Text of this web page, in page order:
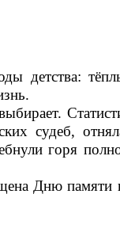
детства:
судеб,
горя
Дню памяти